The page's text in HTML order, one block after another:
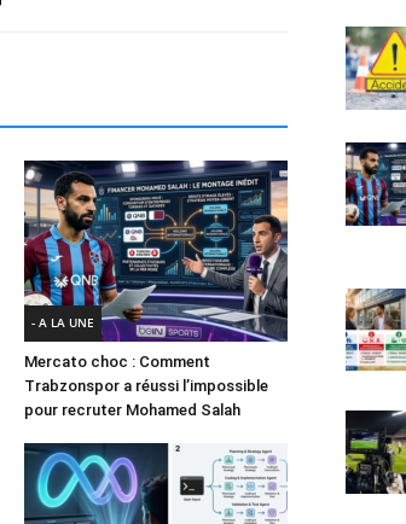
- A LA UNE
Mercato choc : Comment
Trabzonspor a réussi l’impossible
pour recruter Mohamed Salah